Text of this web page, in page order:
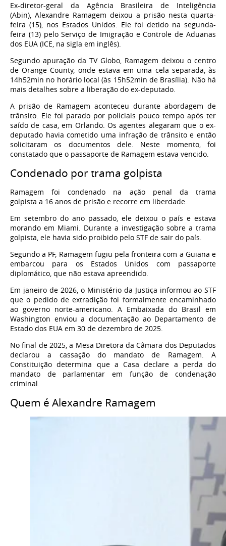
Ex-diretor-geral da Agência Brasileira de Inteligência
(Abin), Alexandre Ramagem deixou a prisão nesta quarta-
feira (15), nos Estados Unidos. Ele foi detido na segunda-
feira (13) pelo Serviço de Imigração e Controle de Aduanas
dos EUA (ICE, na sigla em inglês).
Segundo apuração da TV Globo, Ramagem deixou o centro
de Orange County, onde estava em uma cela separada, às
14h52min no horário local (às 15h52min de Brasília). Não há
mais detalhes sobre a liberação do ex-deputado.
A prisão de Ramagem aconteceu durante abordagem de
trânsito. Ele foi parado por policiais pouco tempo após ter
saído de casa, em Orlando. Os agentes alegaram que o ex-
deputado havia cometido uma infração de trânsito e então
solicitaram os documentos dele. Neste momento, foi
constatado que o passaporte de Ramagem estava vencido.
Condenado por trama golpista
Ramagem
foi condenado na ação penal da trama
golpista a 16 anos de prisão e recorre em liberdade.
Em setembro do ano passado, ele deixou o país e estava
morando em Miami. Durante a investigação sobre a trama
golpista, ele havia sido proibido pelo STF de sair do país.
Segundo a PF, Ramagem fugiu pela fronteira com a Guiana e
embarcou para os Estados Unidos com passaporte
diplomático, que não estava apreendido.
Em janeiro de 2026, o Ministério da Justiça informou ao STF
que o pedido de extradição foi formalmente encaminhado
ao governo norte-americano. A Embaixada do Brasil em
Washington enviou a documentação ao Departamento de
Estado dos EUA em 30 de dezembro de 2025.
No final de 2025, a Mesa Diretora da Câmara dos Deputados
declarou a cassação do mandato de Ramagem. A
Constituição determina que a Casa declare a perda do
mandato de parlamentar em função de condenação
criminal.
Quem é Alexandre Ramagem